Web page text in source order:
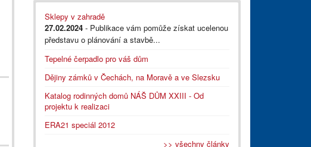
Sklepy v zahradě
27.02.2024 - Publikace vám pomůže získat ucelenou
představu o plánování a stavbě...
Tepelné čerpadlo pro váš dům
Dějiny zámků v Čechách, na Moravě a ve Slezsku
Katalog rodinných domů NÁŠ DŮM XXIII - Od
projektu k realizaci
ERA21 speciál 2012
>> všechny články